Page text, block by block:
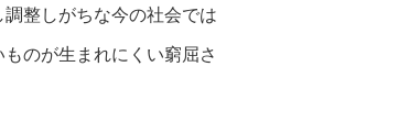
整しがちな今の社会では
のが生まれにくい窮屈さ